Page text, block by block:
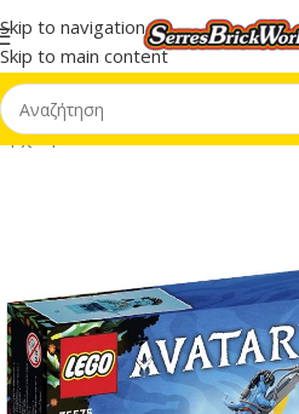
Skip to navigation
Skip to main content
Αρχική σελίδα/Avatar